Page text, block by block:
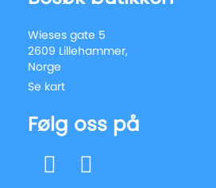
Wieses gate 5
2609 Lillehammer,
Norge
Se kart
Følg oss på